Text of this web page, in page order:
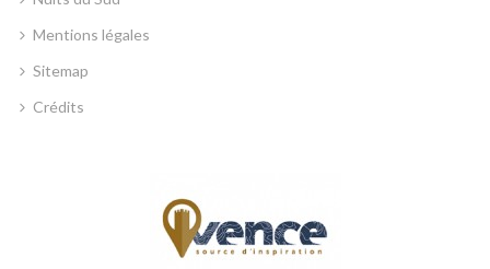
Mentions légales
Sitemap
Crédits